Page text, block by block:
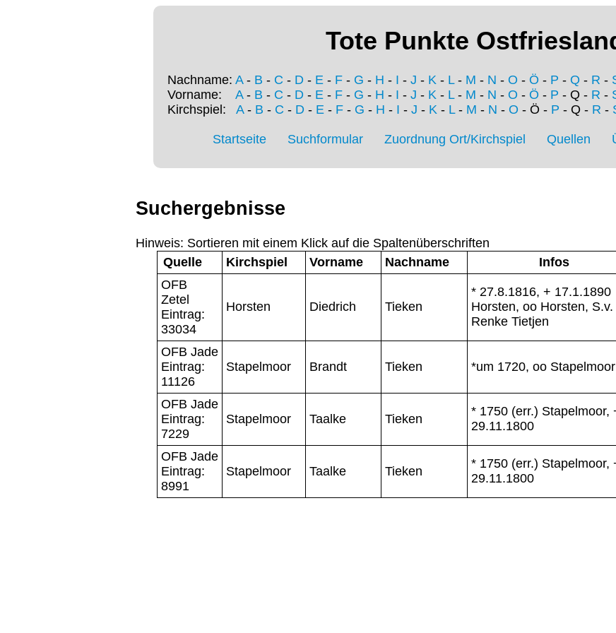
Tote Punkte
Nachname: A- B - C - D - E - F - G - H - I - J - K - L- M - N - O - Ö - P - Q - R -
Vorname: A- B - C - D - E - F - G - H - I - J - K - L- M - N - O - Ö - P - Q - R -
Kirchspiel: A- B - C - D- E- F- G - H - I - J - K- L- M - N - O - Ö - P - Q - R -
Startseite Suchformular Zuordnung Ort/Kirchspiel Quellen
Suchergebnisse
Hinweis: Sortieren mit einem Klick auf die Spaltenüberschriften
Quelle
Kirchspiel Vorname Nachname Infos
OFB
Zetel
Eintrag:
33034
Horsten Diedrich Tieken
* 27.8.1816, + 17.1.1890
Horsten, oo Horsten, S.v.
Renke Tietjen
OFB Jade
Eintrag:
11126
Stapelmoor Brandt Tieken *um 1720, oo Stapelmoor
OFB Jade
Eintrag:
7229
Stapelmoor Taalke Tieken
* 1750 (err.) Stapelmoor,
29.11.1800
OFB Jade
Eintrag:
8991
Stapelmoor Taalke Tieken
* 1750 (err.) Stapelmoor,
29.11.1800